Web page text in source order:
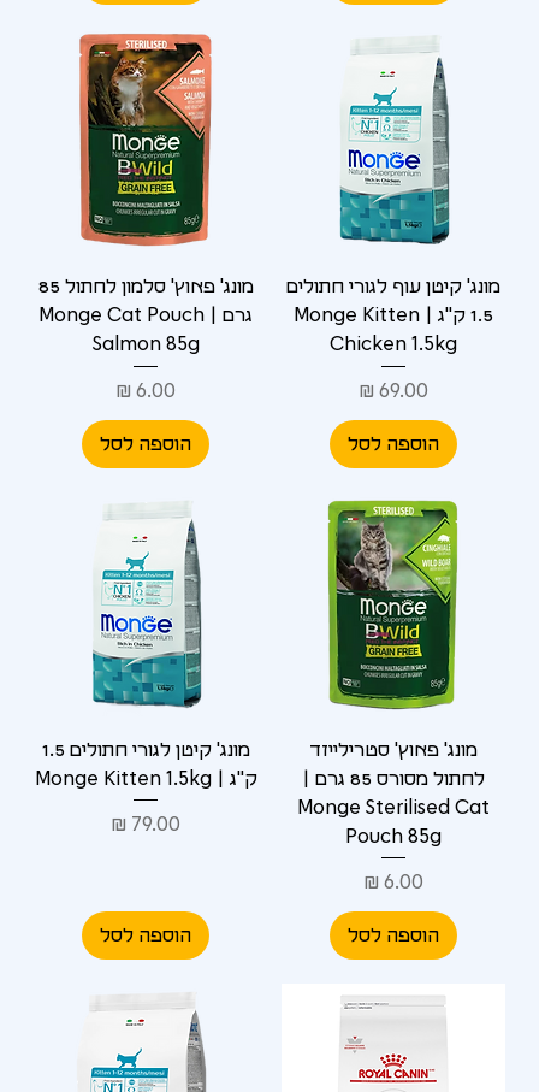
מונג' קיטן עוף לגורי חתולים
1.5 ק"ג | Monge Kitten
Chicken 1.5kg
מחיר
הוספה לסל
מונג' פאוץ' סלמון לחתול 85
גרם | Monge Cat Pouch
Salmon 85g
מחיר
הוספה לסל
מונג' פאוץ' סטרילייזד
לחתול מסורס 85 גרם |
Monge Sterilised Cat
Pouch 85g
מחיר
הוספה לסל
מונג' קיטן לגורי חתולים 1.5
ק"ג | Monge Kitten 1.5kg
מחיר
הוספה לסל